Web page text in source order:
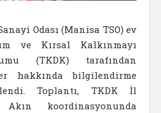
Odası (Manisa TSO) ev
ve Kırsal Kalkınmayı
(TKDK) tarafından
hakkında bilgilendirme
Toplantı, TKDK İl
koordinasyonunda